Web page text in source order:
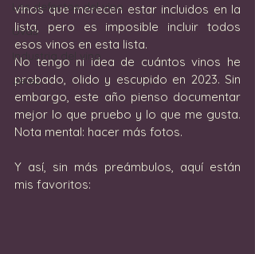
Los defectos del vino
Uvas
Industria del vino
Jerez
vinos que merecen estar incluidos en la
lista, pero es imposible incluir todos
esos vinos en esta lista.
No tengo ni idea de cuántos vinos he
probado, olido y escupido en 2023. Sin
embargo, este año pienso documentar
mejor lo que pruebo y lo que me gusta.
Nota mental: hacer más fotos.
Y así, sin más preámbulos, aquí están
mis favoritos: